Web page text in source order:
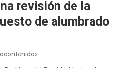
revisión de la
de alumbrado